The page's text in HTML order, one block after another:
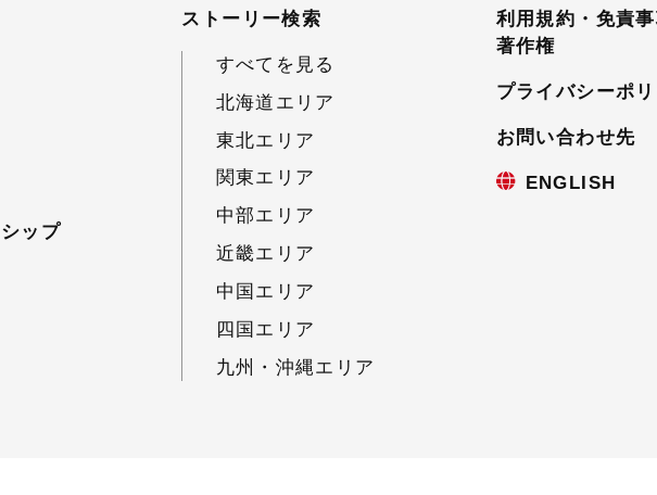
ップ
ストーリー検索
すべてを見る
北海道エリア
東北エリア
関東エリア
中部エリア
近畿エリア
中国エリア
四国エリア
九州・沖縄エリア
利用規約・免責事
著作権
プライバシーポ
お問い合わせ先
ENGLISH